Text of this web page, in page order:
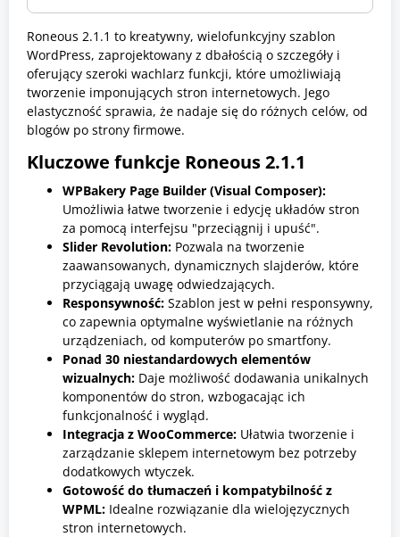
l
n
y
W
o
r
d
s
,
W
o
C
o
m
m
e
r
c
e
Roneous 2.1.1 to kreatywny, wielofunkcyjny szablon
WordPress, zaprojektowany z dbałością o szczegóły i
oferujący szeroki wachlarz funkcji, które umożliwiają
tworzenie imponujących stron internetowych. Jego
elastyczność sprawia, że nadaje się do różnych celów, od
blogów po strony firmowe.
Kluczowe funkcje Roneous 2.1.1
WPBakery Page Builder (Visual Composer):
Umożliwia łatwe tworzenie i edycję układów stron
za pomocą interfejsu "przeciągnij i upuść".
Slider Revolution: Pozwala na tworzenie
zaawansowanych, dynamicznych slajderów, które
przyciągają uwagę odwiedzających.
Responsywność: Szablon jest w pełni responsywny,
co zapewnia optymalne wyświetlanie na różnych
urządzeniach, od komputerów po smartfony.
Ponad 30 niestandardowych elementów
wizualnych: Daje możliwość dodawania unikalnych
komponentów do stron, wzbogacając ich
funkcjonalność i wygląd.
Integracja z WooCommerce: Ułatwia tworzenie i
zarządzanie sklepem internetowym bez potrzeby
dodatkowych wtyczek.
Gotowość do tłumaczeń i kompatybilność z
WPML: Idealne rozwiązanie dla wielojęzycznych
stron internetowych.